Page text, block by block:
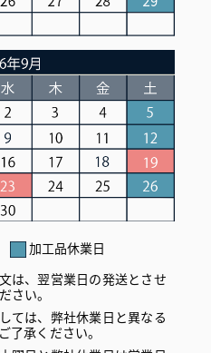
加工品休業日
は、翌営業日の発送とさせ
さい。
ては、弊社休業日と異なる
了承ください。